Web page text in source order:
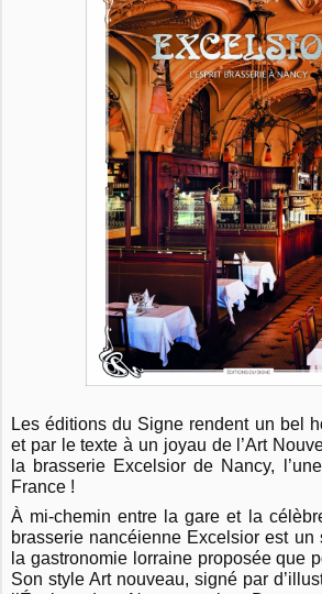
Les éditions du Signe rendent un bel
et par le texte à un joyau de l’Art
la brasserie Excelsior de Nancy,
France !
À mi-chemin entre la gare et la
brasserie nancéienne Excelsior est un
la gastronomie lorraine proposée que
Son style Art nouveau, signé par